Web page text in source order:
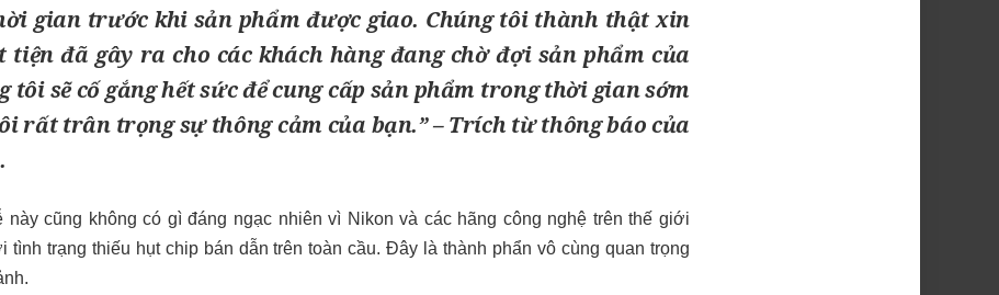
gian trước khi sản phẩm được giao. Chúng tôi thành thật xin
đã gây ra cho các khách hàng đang chờ đợi sản phẩm của
tôi sẽ cố gắng hết sức để cung cấp sản phẩm trong thời gian sớm
rất trân trọng sự thông cảm của bạn.” – Trích từ thông báo của
này cũng không có gì đáng ngạc nhiên vì Nikon và các hãng công nghệ trên thế giới
tình trạng thiếu hụt chip bán dẫn trên toàn cầu. Đây là thành phẩn vô cùng quan trọng